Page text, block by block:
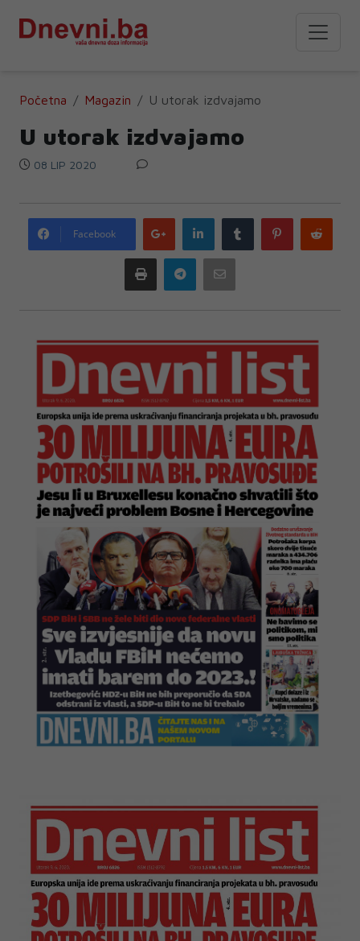
Početna Magazin U utorak izdvajamo
U utorak izdvajamo
08 LIP 2020
Facebook
Google
plus
LinkedIn Tumblr Pinterest
Print Telegram